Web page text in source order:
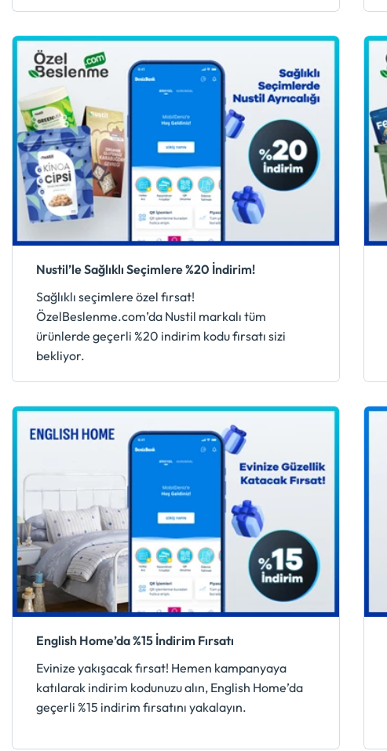
Nustil’le Sağlıklı Seçimlere %20 İndirim!
Sağlıklı seçimlere özel fırsat!
ÖzelBeslenme.com’da Nustil markalı tüm
ürünlerde geçerli %20 indirim kodu fırsatı sizi
bekliyor.
English Home’da %15 İndirim Fırsatı
Evinize yakışacak fırsat! Hemen kampanyaya
katılarak indirim kodunuzu alın, English Home’da
geçerli %15 indirim fırsatını yakalayın.